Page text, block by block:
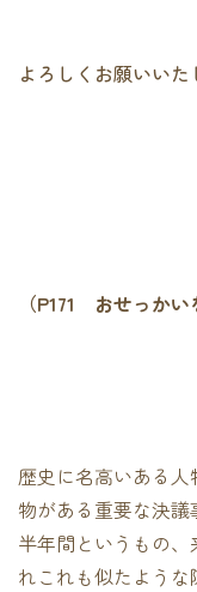
よろしくお願いいた
（P171 おせっか
歴史に名高いある
物がある重要な決
半年間というもの
れこれも似たよう